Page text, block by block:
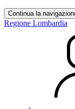
Continua la
Regione Lombardia